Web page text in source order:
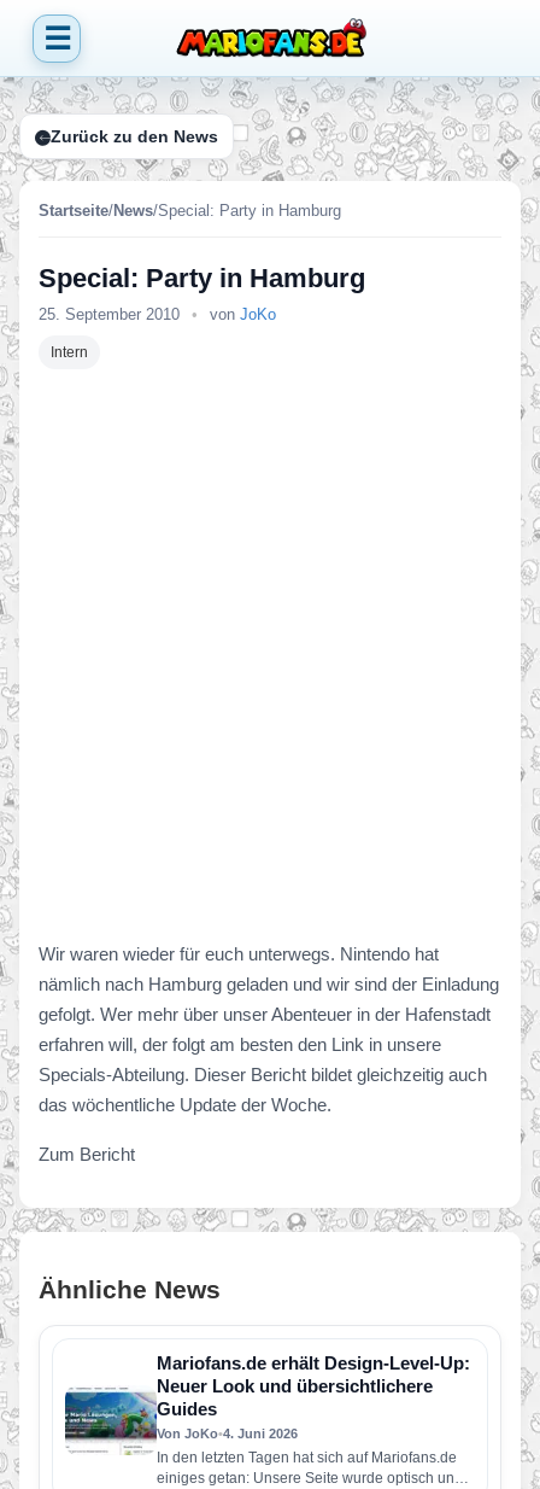
☰
Zurück zu den News
Startseite/News/Special: Party in Hamburg
Special: Party in Hamburg
25. September 2010 • von JoKo
Intern
Wir waren wieder für euch unterwegs. Nintendo hat
nämlich nach Hamburg geladen und wir sind der Einladung
gefolgt. Wer mehr über unser Abenteuer in der Hafenstadt
erfahren will, der folgt am besten den Link in unsere
Specials-Abteilung. Dieser Bericht bildet gleichzeitig auch
das wöchentliche Update der Woche.
Zum Bericht
Ähnliche News
Mariofans.de erhält Design-Level-Up:
Neuer Look und übersichtlichere
Guides
Von JoKo•4. Juni 2026
In den letzten Tagen hat sich auf Mariofans.de
einiges getan: Unsere Seite wurde optisch und